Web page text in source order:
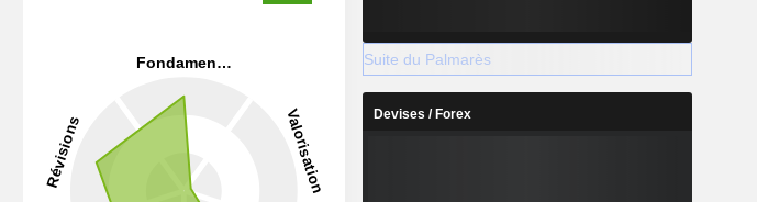
Suite du Palmarès
Devises / Forex